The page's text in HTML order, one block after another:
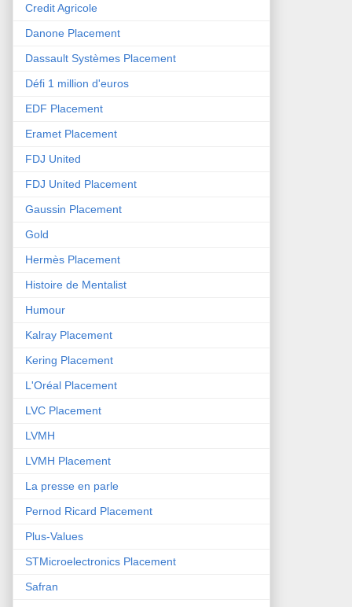
Credit Agricole
Danone Placement
Dassault Systèmes Placement
Défi 1 million d'euros
EDF Placement
Eramet Placement
FDJ United
FDJ United Placement
Gaussin Placement
Gold
Hermès Placement
Histoire de Mentalist
Humour
Kalray Placement
Kering Placement
L'Oréal Placement
LVC Placement
LVMH
LVMH Placement
La presse en parle
Pernod Ricard Placement
Plus-Values
STMicroelectronics Placement
Safran